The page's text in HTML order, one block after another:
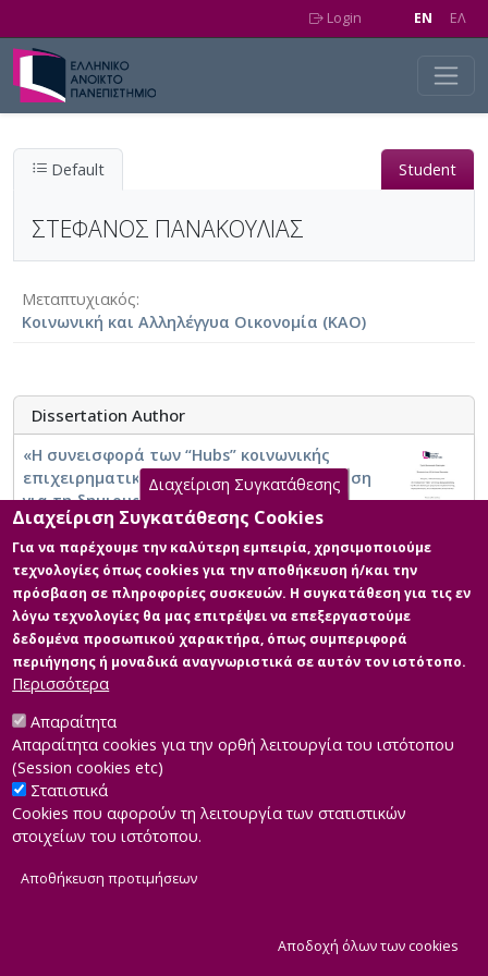
Login EN EΛ
Default Student
ΣΤΕΦΑΝΟΣ ΠΑΝΑΚΟΥΛΙΑΣ
Μεταπτυχιακός
Κοινωνική και Αλληλέγγυα Οικονομία (ΚΑΟ)
Dissertation Author
«Η συνεισφορά των “Hubs” κοινωνικής
επιχειρηματικότητας στην ΚΑΛΟ: Πρόταση
για τη δημιουργία ενός hub κοινωνικής
επιχειρηματικότητας για την Περιφερειακή
Ενότητα Άρτας»
Developed byINTEROPTICS
Διαχείριση Συγκατάθεσης
Διαχείριση Συγκατάθεσης Cookies
Για να παρέχουμε την καλύτερη εμπειρία, χρησιμοποιούμε
τεχνολογίες όπως cookies για την αποθήκευση ή/και την
πρόσβαση σε πληροφορίες συσκευών. Η συγκατάθεση για τις εν
λόγω τεχνολογίες θα μας επιτρέψει να επεξεργαστούμε
δεδομένα προσωπικού χαρακτήρα, όπως συμπεριφορά
περιήγησης ή μοναδικά αναγνωριστικά σε αυτόν τον ιστότοπο.
Περισσότερα
Απαραίτητα
Απαραίτητα cookies για την ορθή λειτουργία του ιστότοπου
(Session cookies etc)
Στατιστικά
Cookies που αφορούν τη λειτουργία των στατιστικών
στοιχείων του ιστότοπου.
Αποθήκευση προτιμήσεων
Αποδοχή όλων των cookies